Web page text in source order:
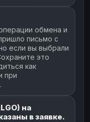
обмена и
письмо с
если вы выбрали
это
как
при
на
в заявке.